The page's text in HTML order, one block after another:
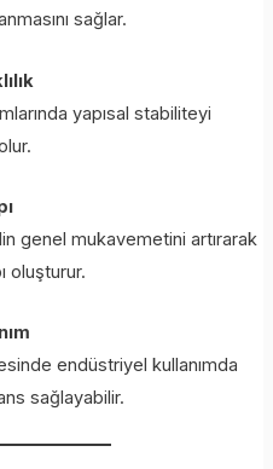
sağlar.
yapısal stabiliteyi
genel mukavemetini artırarak
oluşturur.
endüstriyel kullanımda
sağlayabilir.